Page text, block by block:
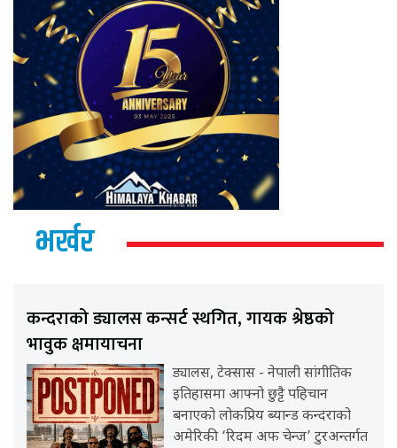
भर्खर
कन्दराको ड्यालस कन्सर्ट स्थगित, गायक श्रेष्ठको
भावुक क्षमायाचना
ड्यालस, टेक्सास - नेपाली सांगीतिक
इतिहासमा आफ्नो छुट्टै पहिचान
बनाएको लोकप्रिय ब्यान्ड कन्दराको
अमेरिकी ‘रिदम अफ चेन्ज’ टुरअन्तर्गत